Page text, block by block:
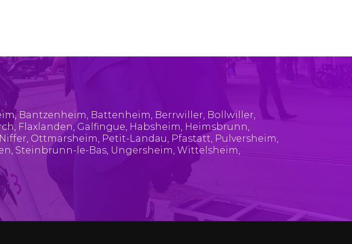
, Bantzenheim, Battenheim, Berrwiller, Bollwiller,
, Flaxlanden, Galfingue, Habsheim, Heimsbrunn,
Niffer, Ottmarsheim, Petit-Landau, Pfastatt, Pulversheim,
, Steinbrunn-le-Bas, Ungersheim, Wittelsheim,